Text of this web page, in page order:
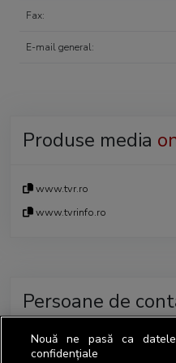
Fax:
E-mail general:
Produse media
www.tvr.ro
www.tvrinfo.ro
Persoane de
BRAT
Nouă ne pasă ca
confidențiale